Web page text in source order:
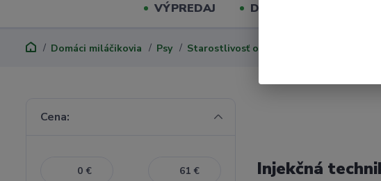
VÝPREDAJ Domáci miláčikovia
Domáci miláčikovia Psy Starostlivosť o psa
Injekčná
Cena:
€ €